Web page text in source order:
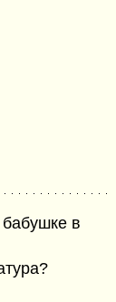
бабушке в